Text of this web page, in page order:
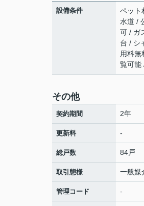
設備条件
ペット
水道 /
可 / ガ
台 / シ
用料無
覧可能
その他
契約期間 2年
更新料 -
総戸数 84戸
取引態様 一般媒
管理コード -